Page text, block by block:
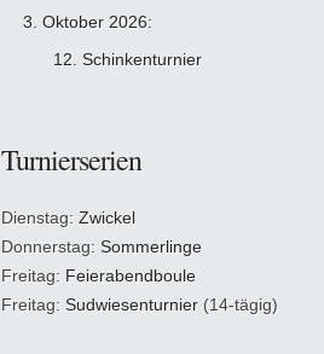
3. Oktober 2026:
12. Schinkenturnier
Turnierserien
Dienstag: Zwickel
Donnerstag: Sommerlinge
Freitag: Feierabendboule
Freitag: Sudwiesenturnier (14-tägig)